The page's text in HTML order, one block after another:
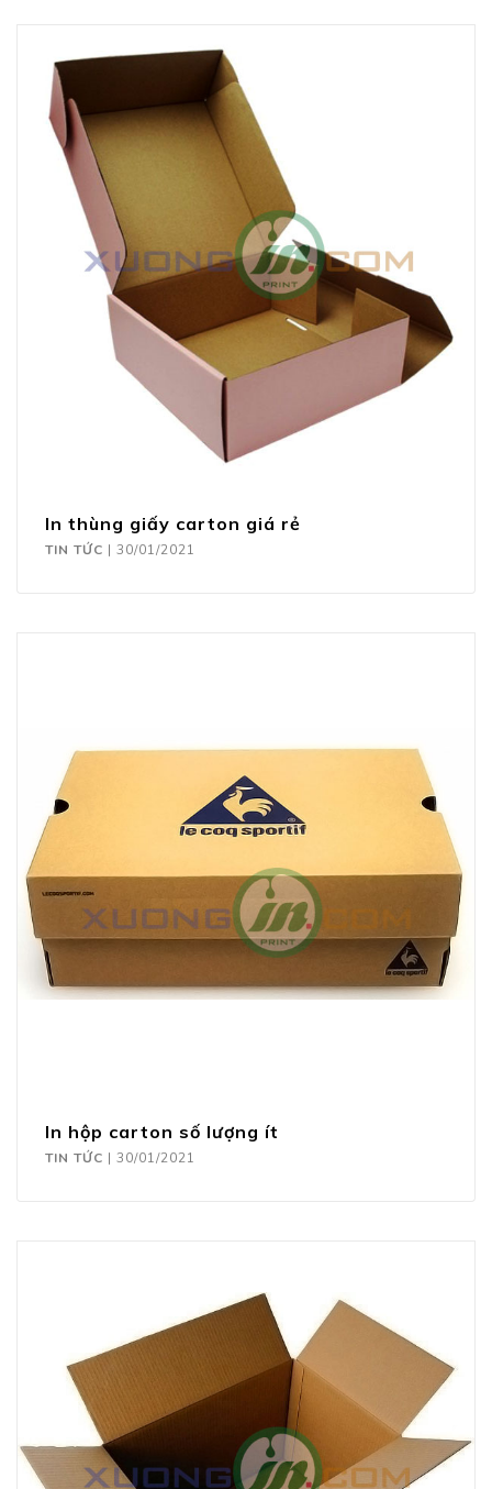
In thùng giấy carton giá rẻ
TIN TỨC | 30/01/2021
In hộp carton số lượng ít
TIN TỨC | 30/01/2021